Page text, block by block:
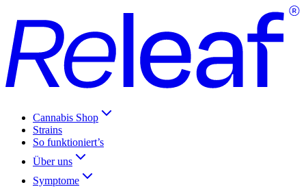
Cannabis Shop
Strains
So funktioniert’s
Über uns
Symptome